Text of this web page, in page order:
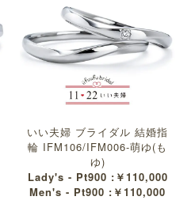
いい夫婦 ブライダル 結婚指
輪 IFM106/IFM006-萌ゆ(も
ゆ)
Lady's - Pt900 :￥110,000
Men's - Pt900 :￥110,000